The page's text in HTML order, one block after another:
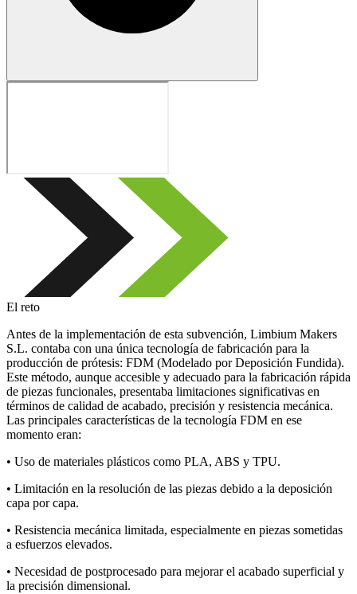
El reto
Antes de la implementación de esta subvención, Limbium Makers
S.L. contaba con una única tecnología de fabricación para la
producción de prótesis: FDM (Modelado por Deposición Fundida).
Este método, aunque accesible y adecuado para la fabricación rápida
de piezas funcionales, presentaba limitaciones significativas en
términos de calidad de acabado, precisión y resistencia mecánica.
Las principales características de la tecnología FDM en ese
momento eran:
• Uso de materiales plásticos como PLA, ABS y TPU.
• Limitación en la resolución de las piezas debido a la deposición
capa por capa.
• Resistencia mecánica limitada, especialmente en piezas sometidas
a esfuerzos elevados.
• Necesidad de postprocesado para mejorar el acabado superficial y
la precisión dimensional.